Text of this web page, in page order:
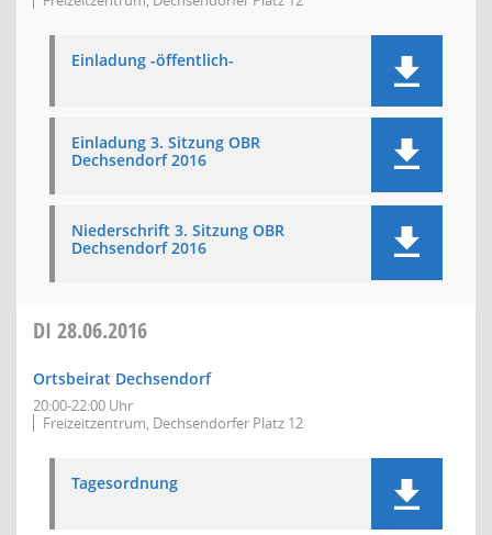
Einladung -öffentlich-
Einladung 3. Sitzung OBR
Dechsendorf 2016
Niederschrift 3. Sitzung OBR
Dechsendorf 2016
DI 28.06.2016
Ortsbeirat Dechsendorf
20:00-22:00 Uhr
Freizeitzentrum, Dechsendorfer Platz 12
Tagesordnung